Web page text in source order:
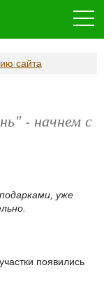
сайта
- начнем с
уже
появились